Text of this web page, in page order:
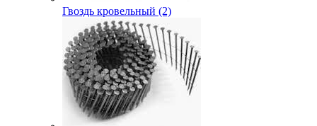
Гвоздь кровельный (2)